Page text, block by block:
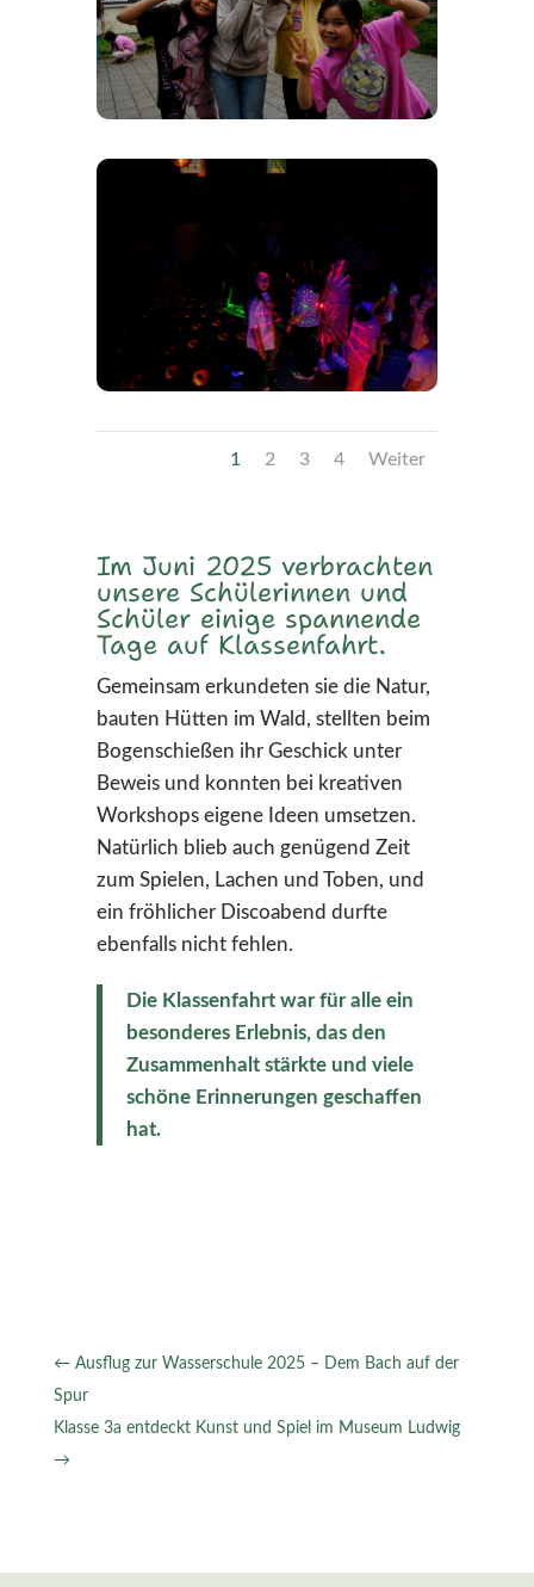
1 2 3 4 Weiter
Im Juni 2025 verbrachten
unsere Schülerinnen und
Schüler einige spannende
Tage auf Klassenfahrt.
Gemeinsam erkundeten sie die Natur,
bauten Hütten im Wald, stellten beim
Bogenschießen ihr Geschick unter
Beweis und konnten bei kreativen
Workshops eigene Ideen umsetzen.
Natürlich blieb auch genügend Zeit
zum Spielen, Lachen und Toben, und
ein fröhlicher Discoabend durfte
ebenfalls nicht fehlen.
Die Klassenfahrt war für alle ein
besonderes Erlebnis, das den
Zusammenhalt stärkte und viele
schöne Erinnerungen geschaffen
hat.
← Ausflug zur Wasserschule 2025 – Dem Bach auf der
Spur
Klasse 3a entdeckt Kunst und Spiel im Museum Ludwig
→